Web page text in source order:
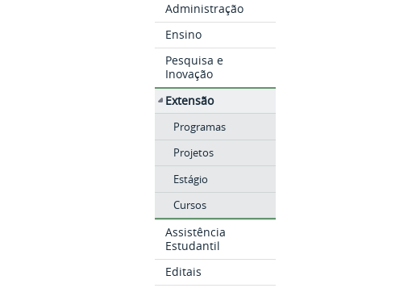
Administração
Ensino
Pesquisa e
Inovação
Extensão
Programas
Projetos
Estágio
Cursos
Assistência
Estudantil
Editais